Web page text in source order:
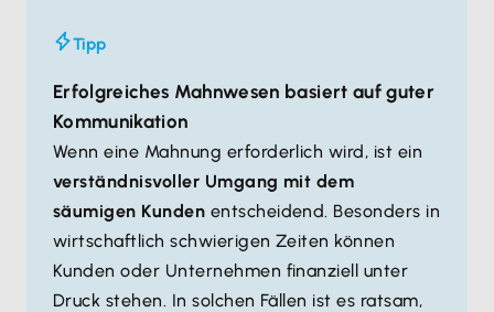
Tipp
Erfolgreiches Mahnwesen basiert auf guter
Kommunikation
Wenn eine Mahnung erforderlich wird, ist ein
verständnisvoller Umgang mit dem
säumigen Kunden entscheidend. Besonders in
wirtschaftlich schwierigen Zeiten können
Kunden oder Unternehmen finanziell unter
Druck stehen. In solchen Fällen ist es ratsam,